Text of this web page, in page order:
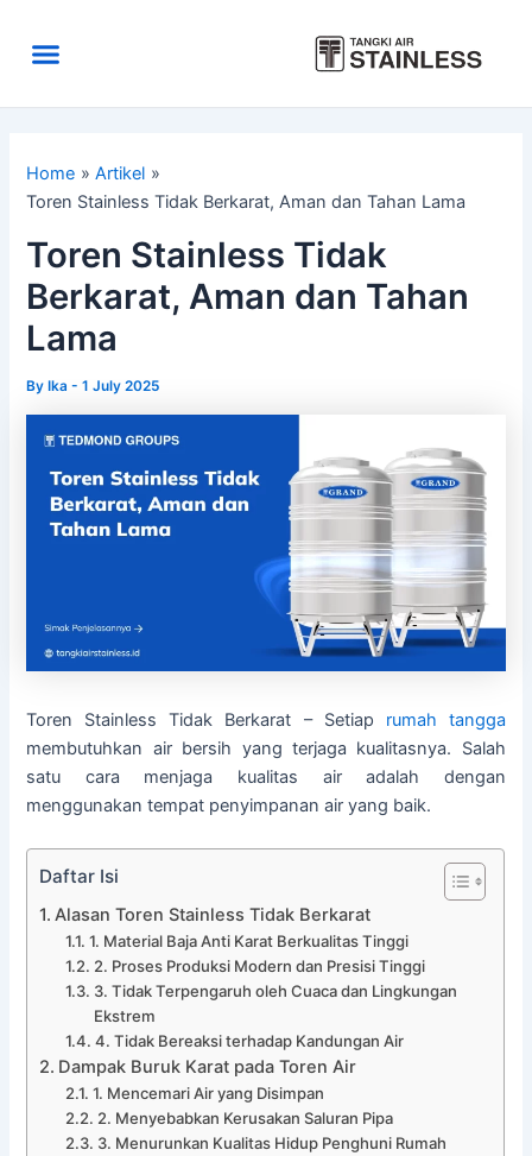
contentMenu
Home
Artikel
Toren Stainless Tidak Berkarat, Aman dan Tahan Lama
Toren Stainless Tidak
Berkarat, Aman dan Tahan
Lama
ByIka-1 July 2025
Toren Stainless Tidak Berkarat – Setiap rumah tangga
membutuhkan air bersih yang terjaga kualitasnya. Salah
satu cara menjaga kualitas air adalah dengan
menggunakan tempat penyimpanan air yang baik.
Daftar Isi
Alasan Toren Stainless Tidak Berkarat
1. Material Baja Anti Karat Berkualitas Tinggi
2. Proses Produksi Modern dan Presisi Tinggi
3. Tidak Terpengaruh oleh Cuaca dan Lingkungan
Ekstrem
4. Tidak Bereaksi terhadap Kandungan Air
Dampak Buruk Karat pada Toren Air
1. Mencemari Air yang Disimpan
2. Menyebabkan Kerusakan Saluran Pipa
3. Menurunkan Kualitas Hidup Penghuni Rumah